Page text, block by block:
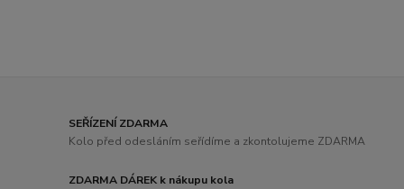
SEŘÍZENÍ ZDARMA
Kolo před odesláním seřídíme a zkontolujeme ZDARMA
ZDARMA DÁREK k nákupu kola